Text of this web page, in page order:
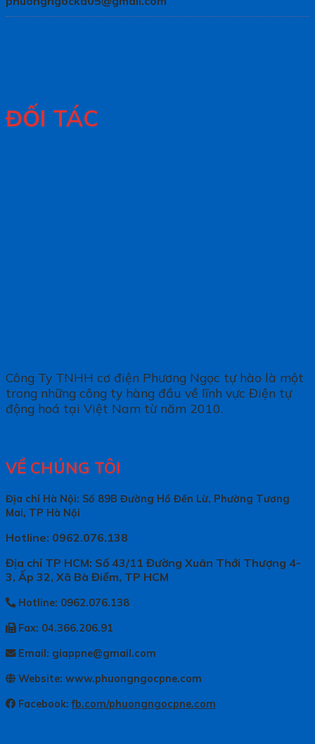
ĐỐI TÁC
Công Ty TNHH cơ điện Phương Ngọc tự hào là một
trong những công ty hàng đầu về lĩnh vực Điện tự
động hoá tại Việt Nam từ năm 2010.
VỀ CHÚNG TÔI
Địa chỉ Hà Nội: Số 89B Đường Hồ Đền Lừ, Phường Tương
Mai, TP Hà Nội
Hotline: 0962.076.138
Địa chỉ TP HCM: Số 43/11 Đường Xuân Thới Thượng 4-
3, Ấp 32, Xã Bà Điểm, TP HCM
Hotline: 0962.076.138
Fax: 04.366.206.91
Email: giappne@gmail.com
Website: www.phuongngocpne.com
Facebook:fb.com/phuongngocpne.com